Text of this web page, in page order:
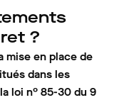
?
mise en place de
dans les
loi n° 85-30 du 9